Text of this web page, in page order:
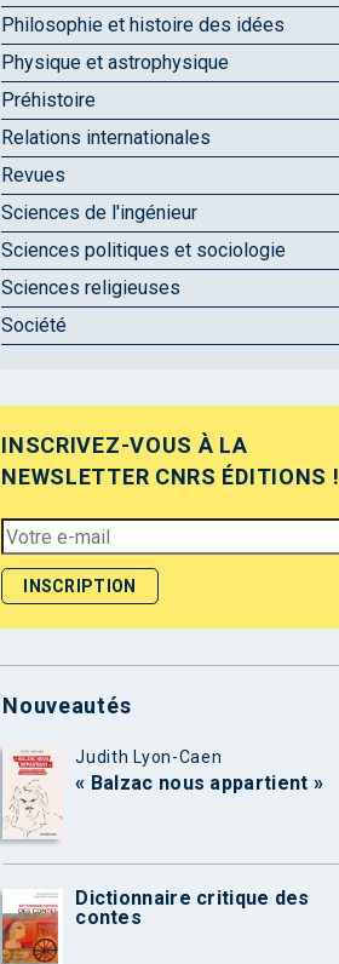
Philosophie et histoire des idées
Physique et astrophysique
Préhistoire
Relations internationales
Revues
Sciences de l'ingénieur
Sciences politiques et sociologie
Sciences religieuses
Société
INSCRIVEZ-VOUS À LA
NEWSLETTER CNRS ÉDITIONS !
Nouveautés
Judith Lyon-Caen
« Balzac nous appartient »
Dictionnaire critique des
contes